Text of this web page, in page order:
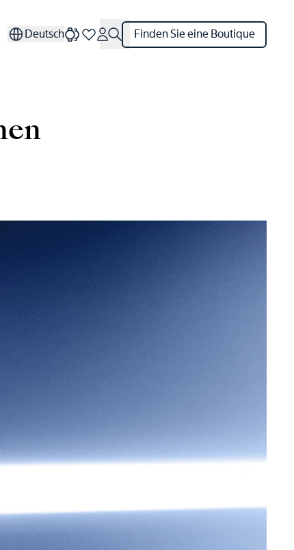
Deutsch Finden Sie eine Boutique